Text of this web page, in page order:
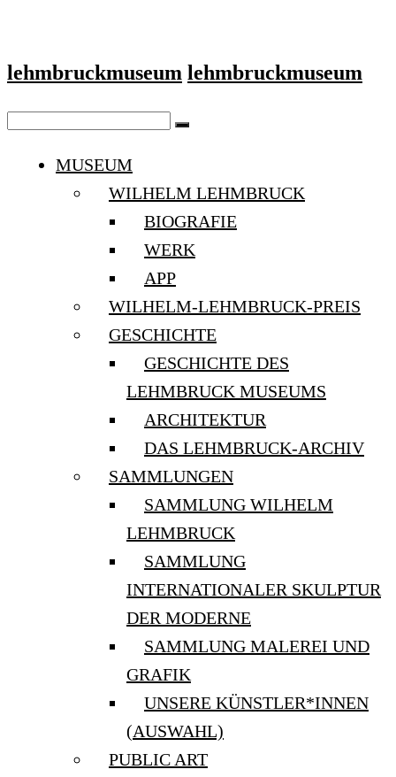
lehmbruckmuseum lehmbruckmuseum
MUSEUM
WILHELM LEHMBRUCK
BIOGRAFIE
WERK
APP
WILHELM-LEHMBRUCK-PREIS
GESCHICHTE
GESCHICHTE DES
LEHMBRUCK MUSEUMS
ARCHITEKTUR
DAS LEHMBRUCK-ARCHIV
SAMMLUNGEN
SAMMLUNG WILHELM
LEHMBRUCK
SAMMLUNG
INTERNATIONALER SKULPTUR
DER MODERNE
SAMMLUNG MALEREI UND
GRAFIK
UNSERE KÜNSTLER*INNEN
(AUSWAHL)
PUBLIC ART